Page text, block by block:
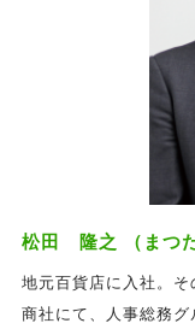
松田 隆之 （まつ
地元百貨店に入社。
商社にて、人事総務グ